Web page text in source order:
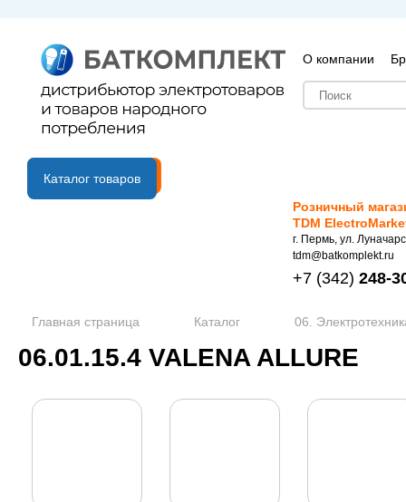
О компании
B2B портал
Каталог товаров
Розничный
TDM
г. Пермь, ул.
tdm@batkomplekt.ru
+7 (342) 248-
Главная страница Каталог 06.
06.01.15.4 VALENA ALLURE